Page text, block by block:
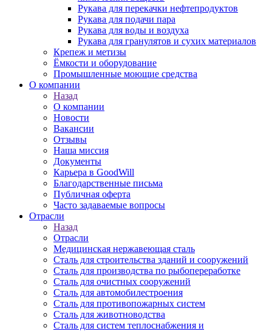
Рукава для перекачки нефтепродуктов
Рукава для подачи пара
Рукава для воды и воздуха
Рукава для гранулятов и сухих материалов
Крепеж и метизы
Ёмкости и оборудование
Промышленные моющие средства
О компании
Назад
О компании
Новости
Вакансии
Отзывы
Наша миссия
Документы
Карьера в GoodWill
Благодарственные письма
Публичная оферта
Часто задаваемые вопросы
Отрасли
Назад
Отрасли
Медицинcкая нержавеющая сталь
Сталь для строительства зданий и сооружений
Сталь для производства по рыбопереработке
Сталь для очистных сооружений
Сталь для автомобилестроения
Сталь для противопожарных систем
Сталь для животноводства
Сталь для систем теплоснабжения и